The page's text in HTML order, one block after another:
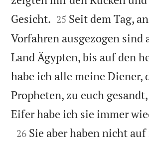
Gesicht. 

25 Seit dem Tag,
Vorfahren ausgezogen sind
Land Ägypten, bis auf den
habe ich alle meine Diener,
Propheten, zu euch
Eifer habe ich sie immer

26 Sie aber haben nicht